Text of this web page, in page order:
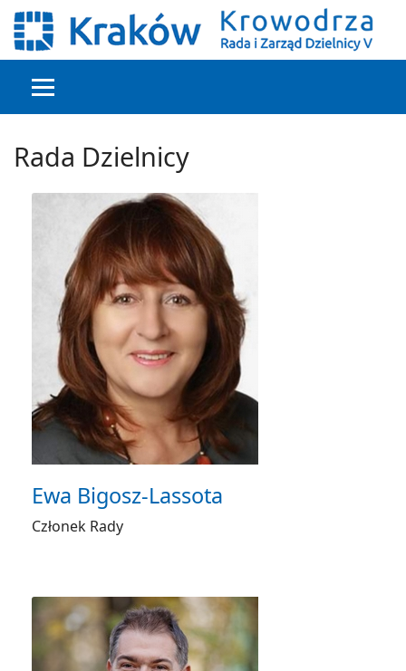
Głowna treść
Rada Dzielnicy
Ewa Bigosz-Lassota
Członek Rady